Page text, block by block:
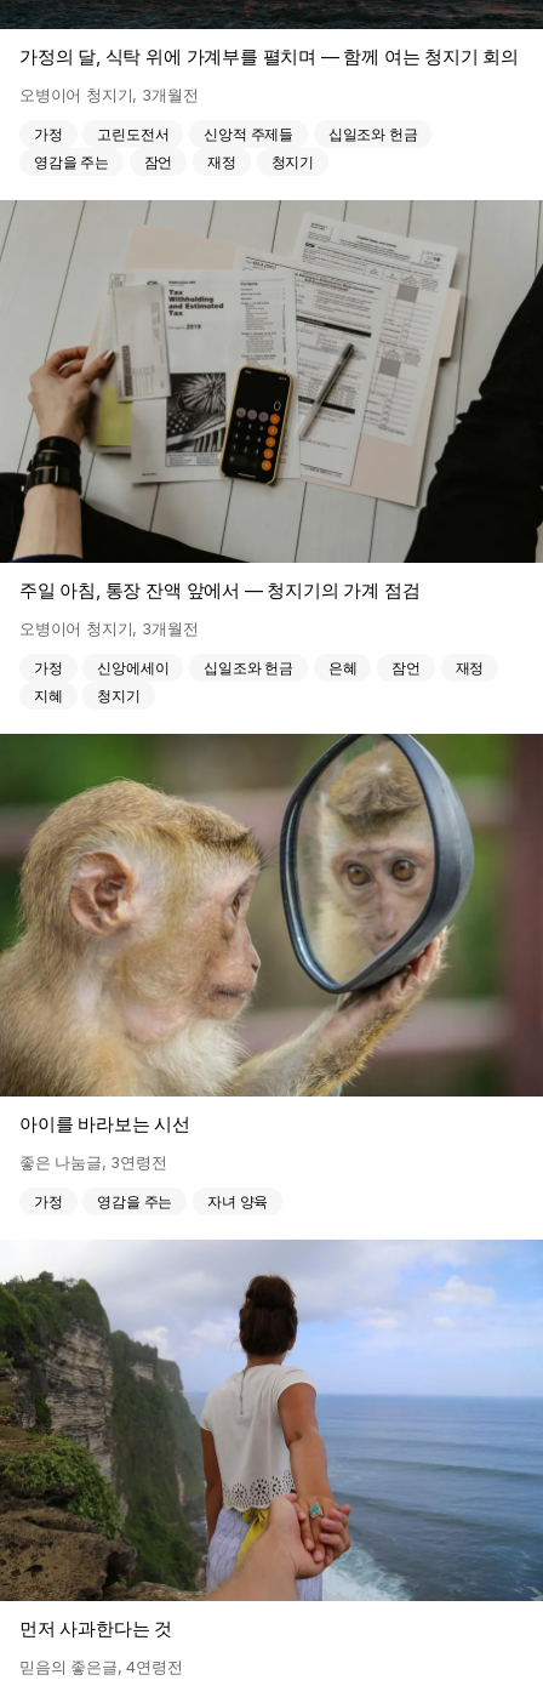
가정의 달, 식탁 위에 가계부를 펼치며 — 함께 여는 청지기 회의
오병이어 청지기, 3개월전
가정 고린도전서 신앙적 주제들
십일조와 헌금
영감을 주는
잠언 재정 청지기
주일 아침, 통장 잔액 앞에서 — 청지기의 가계 점검
오병이어 청지기, 3개월전
가정 신앙에세이 십일조와 헌금 은혜 잠언
재정
지혜
청지기
아이를 바라보는 시선
좋은 나눔글, 3연령전
가정 영감을 주는 자녀 양육
먼저 사과한다는 것
믿음의 좋은글,4연령전